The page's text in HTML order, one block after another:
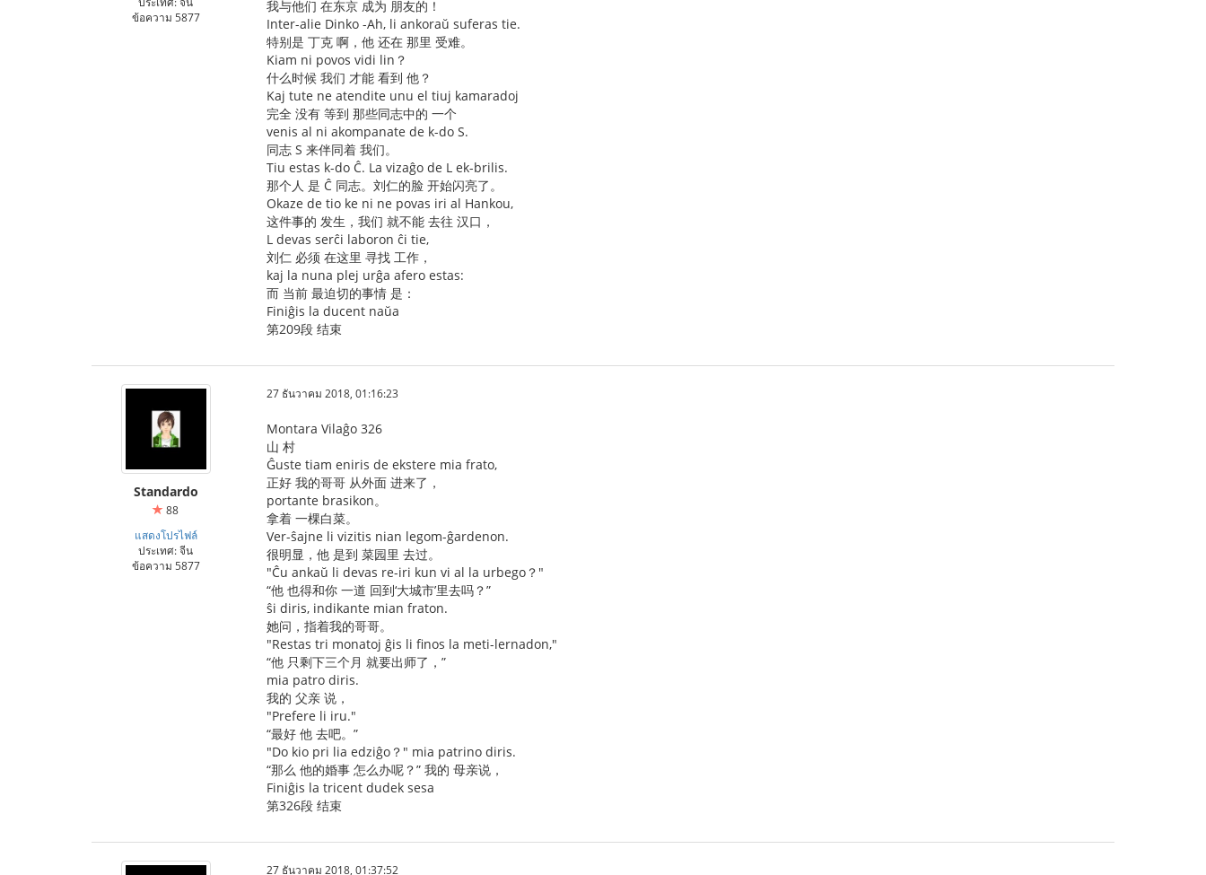
ข้อความ 5877
我与他们 在东京 成为 朋友的！
Inter-alie Dinko -Ah, li ankoraŭ suferas tie.
特别是 丁克 啊，他 还在 那里 受难。
Kiam ni povos vidi lin？
什么时候 我们 才能 看到 他？
Kaj tute ne atendite unu el tiuj kamaradoj
完全 没有 等到 那些同志中的 一个
venis al ni akompanate de k-do S.
同志 S 来伴同着 我们。
Tiu estas k-do Ĉ. La vizaĝo de L ek-brilis.
那个人 是 Ĉ 同志。刘仁的脸 开始闪亮了。
Okaze de tio ke ni ne povas iri al Hankou,
这件事的 发生，我们 就不能 去往 汉口，
L devas serĉi laboron ĉi tie,
刘仁 必须 在这里 寻找 工作，
kaj la nuna plej urĝa afero estas:
而 当前 最迫切的事情 是：
Finiĝis la ducent naŭa
第209段 结束
Standardo
88
แสดงโปรไฟล์
ประเทศ: จีน
ข้อความ 5877
27 ธันวาคม 2018, 01:16:23
Montara Vilaĝo 326
山 村
Ĝuste tiam eniris de ekstere mia frato,
正好 我的哥哥 从外面 进来了，
portante brasikon。
拿着 一棵白菜。
Ver-ŝajne li vizitis nian legom-ĝardenon.
很明显，他 是到 菜园里 去过。
"Ĉu ankaŭ li devas re-iri kun vi al la urbego？"
“他 也得和你 一道 回到‘大城市’里去吗？”
ŝi diris, indikante mian fraton.
她问，指着我的哥哥。
"Restas tri monatoj ĝis li finos la meti-lernadon,"
“他 只剩下三个月 就要出师了，”
mia patro diris.
我的 父亲 说，
"Prefere li iru."
“最好 他 去吧。”
"Do kio pri lia edziĝo？" mia patrino diris.
“那么 他的婚事 怎么办呢？” 我的 母亲说，
Finiĝis la tricent dudek sesa
第326段 结束
27 ธันวาคม 2018, 01:37:52